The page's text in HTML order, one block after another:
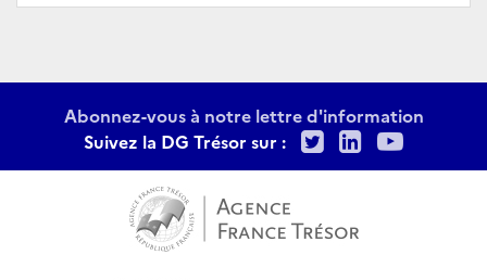
Abonnez-vous à notre lettre d'information
Suivez la DG Trésor sur :
TwitterLinkedIn